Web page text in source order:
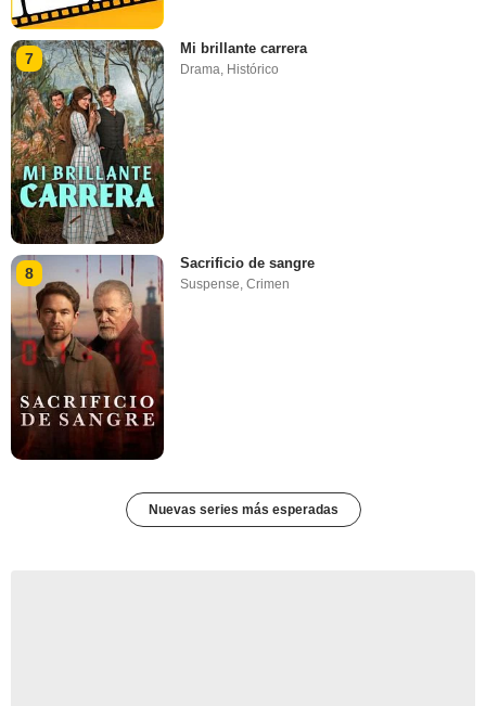
7
Mi brillante carrera
Drama, Histórico
8
Sacrificio de sangre
Suspense,Crimen
Nuevas series más esperadas